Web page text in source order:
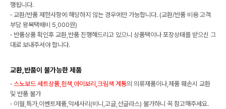
행됩니다.
· 교환/반품 제한사항에 해당하지 않는 경우에만 가능합니다. (교환/반품 비용 고객
부담 왕복택배비 5,000원)
· 반품상품 확인후 교환,반품 진행해드리고 있으니 상품택이나 포장상태를 받으신 그
대로 보내주셔야 합니다.
교환,반품이 불가능한 제품
· 스노보드 세트상품,흰색,아이보리,크림색 계통의 의류제품이나,제품 훼손시 교환
및 반품 불가
· 이월,특가,이벤트제품,악세사리(비니,고글,선글라스) 불가하니 꼭 참고해주세요.